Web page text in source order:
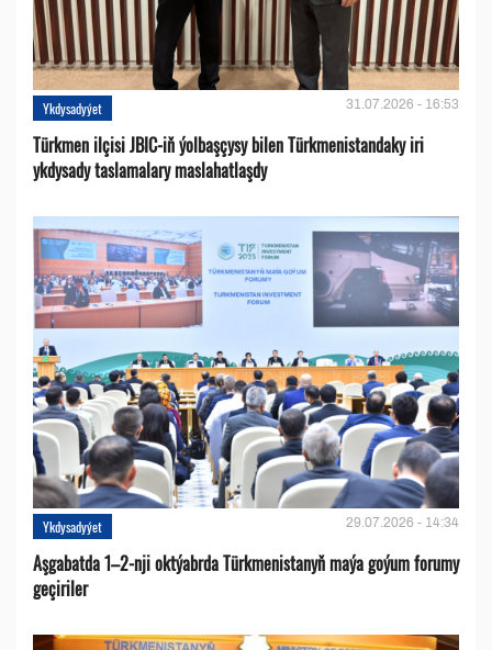
Ykdysadyýet 31.07.2026 - 16:53
Türkmen ilçisi JBIC-iň ýolbaşçysy bilen Türkmenistandaky iri
ykdysady taslamalary maslahatlaşdy
Ykdysadyýet 29.07.2026 - 14:34
Aşgabatda 1–2-nji oktýabrda Türkmenistanyň maýa goýum forumy
geçiriler